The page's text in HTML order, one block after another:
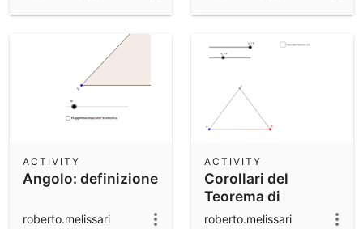
Angolo: definizione
ACTIVITY
roberto.melissari
Corollari del
Teorema di
Pitagora: Triangolo
ACTIVITY
roberto.melissari